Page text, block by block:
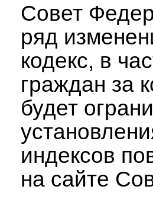
Совет
ряд
кодекс, в
граждан за
будет
индексов
на сайте